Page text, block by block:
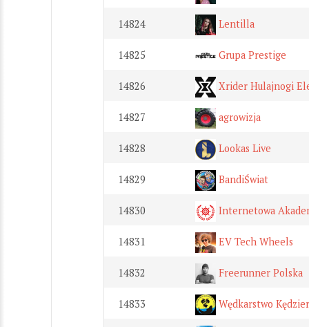
14824 Lentilla
14825 Grupa Prestige
14826 Xrider Hulajnogi
14827 agrowizja
14828 Lookas Live
14829 BandiŚwiat
14830 Internetowa
14831 EV Tech Wheels
14832 Freerunner Polska
14833 Wędkarstwo